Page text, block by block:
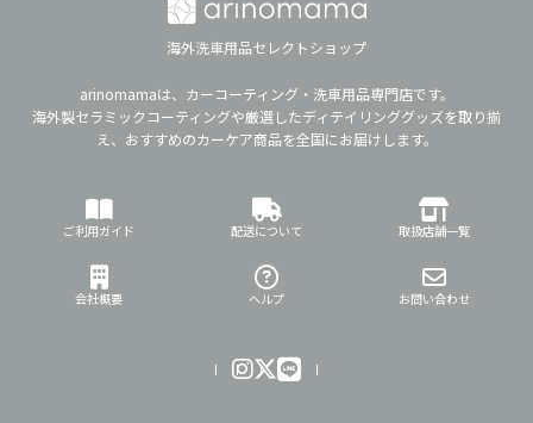
海外洗車用品セレクトショップ
arinomamaは、カーコーティング・洗車用品専門店です。
海外製セラミックコーティングや厳選したディテイリンググッズを取り揃
え、おすすめのカーケア商品を全国にお届けします。
ご利用ガイド 配送について 取扱店舗一覧
会社概要 ヘルプ お問い合わせ